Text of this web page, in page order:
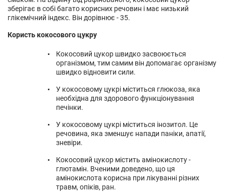
зберігає в собі багато корисних речовин і має низький
глікемічний індекс. Він дорівнює - 35.
Користь кокосового цукру
Кокосовий цукор швидко засвоюється
організмом, тим самим він допомагає організму
швидко відновити сили.
У кокосовому цукрі міститься глюкоза, яка
необхідна для здорового функціонування
печінки.
У кокосовому цукрі міститься інозитол. Це
речовина, яка зменшує напади паніки, апатії,
зневіри.
Кокосовий цукор містить амінокислоту -
глютамін. Вченими доведено, що ця
амінокислота корисна при лікуванні різних
травм, опіків, ран.